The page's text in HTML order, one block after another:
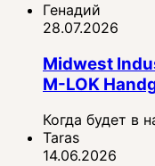
Генадий
28.07.2026
Midwest
M-LOK
Когда будет в
Taras
14.06.2026